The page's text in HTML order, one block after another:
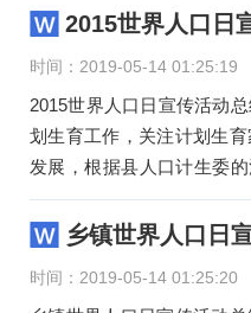
2015世界人口日
时间：2019-05-14 01:25:19
2015世界人口日宣传活动
划生育工作，关注计划生
发展，根据县人口计生委
界人口日契机，
乡镇世界人口日
时间：2019-05-14 01:25:20